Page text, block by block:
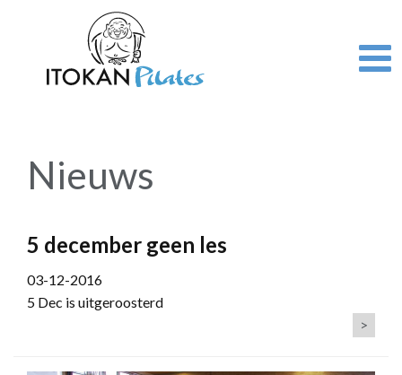
Nieuws
5 december geen les
03-12-2016
5 Dec is uitgeroosterd
>